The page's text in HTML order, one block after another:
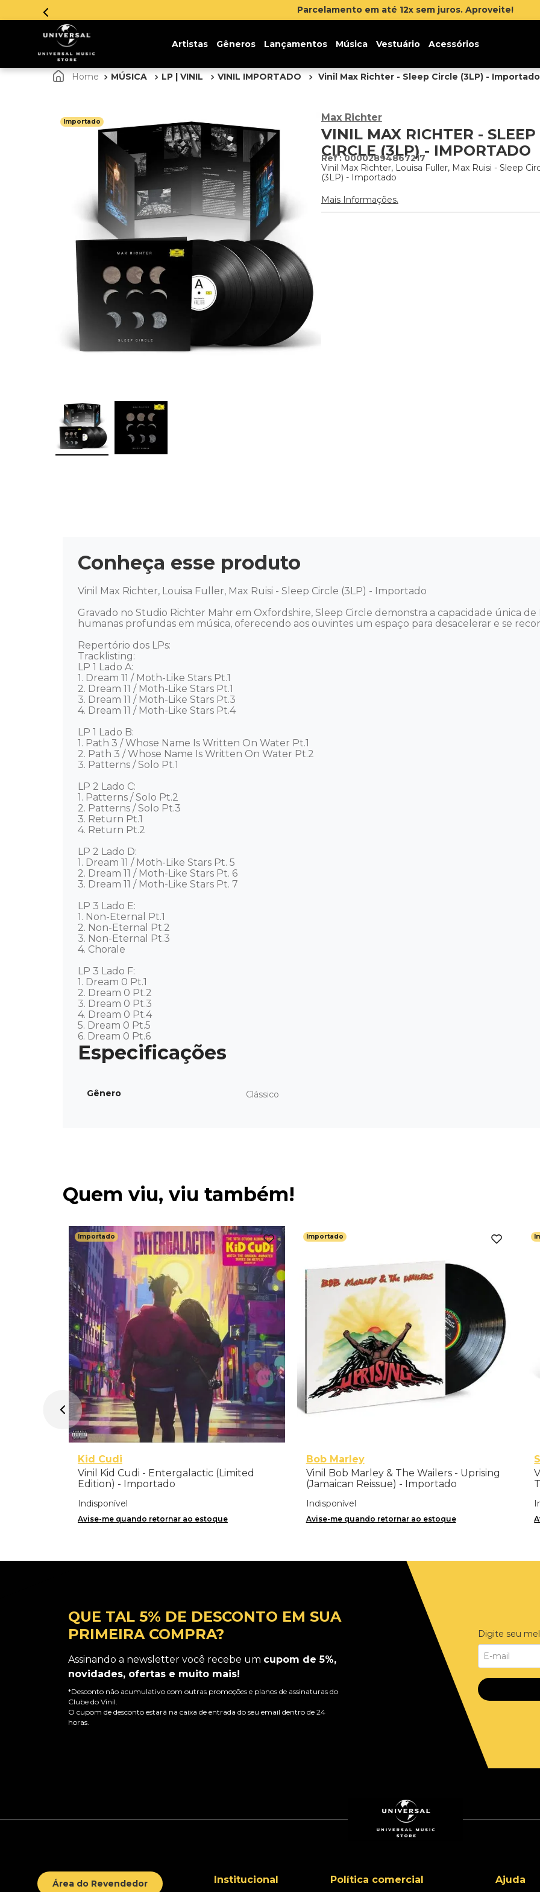
Parcelamento em até 12x sem juros. Aproveite!
Artistas Gêneros Lançamentos Música Vestuário Acessórios
MÚSICA LP | VINIL VINIL IMPORTADO Vinil Max Richter - Sleep Circle (3LP) - Importado
Importado Max Richter
VINIL MAX RICHTER - SLEEP
CIRCLE (3LP) - IMPORTADO
:00002894867217
Vinil Max Richter, Louisa Fuller, Max Ruisi - Sleep
(3LP) - Importado
Mais Informações.
Conheça esse produto
Vinil Max Richter, Louisa Fuller, Max Ruisi - Sleep Circle (3LP) - Importado
Gravado no Studio Richter Mahr em Oxfordshire, Sleep Circle demonstra a capacidade única
humanas profundas em música, oferecendo aos ouvintes um espaço para desacelerar e se
Repertório dos LPs:
Tracklisting:
LP 1 Lado A:
1. Dream 11 / Moth-Like Stars Pt.1
2. Dream 11 / Moth-Like Stars Pt.1
3. Dream 11 / Moth-Like Stars Pt.3
4. Dream 11 / Moth-Like Stars Pt.4
LP 1 Lado B:
1. Path 3 / Whose Name Is Written On Water Pt.1
2. Path 3 / Whose Name Is Written On Water Pt.2
3. Patterns / Solo Pt.1
LP 2 Lado C:
1. Patterns / Solo Pt.2
2. Patterns / Solo Pt.3
3. Return Pt.1
4. Return Pt.2
LP 2 Lado D:
1. Dream 11 / Moth-Like Stars Pt. 5
2. Dream 11 / Moth-Like Stars Pt. 6
3. Dream 11 / Moth-Like Stars Pt. 7
LP 3 Lado E:
1. Non-Eternal Pt.1
2. Non-Eternal Pt.2
3. Non-Eternal Pt.3
4. Chorale
LP 3 Lado F:
1. Dream 0 Pt.1
2. Dream 0 Pt.2
3. Dream 0 Pt.3
4. Dream 0 Pt.4
5. Dream 0 Pt.5
6. Dream 0 Pt.6
Gênero Clássico
Quem viu, viu também!
Importado
Kid Cudi
Vinil Kid Cudi - Entergalactic (Limited
Edition) - Importado
Indisponível
Avise-me quando retornar ao estoque
Importado
Bob Marley
Vinil Bob Marley & The Wailers - Uprising
(Jamaican Reissue) - Importado
Indisponível
Avise-me quando retornar ao estoque
QUE TAL 5% DE DESCONTO EM SUA
PRIMEIRA COMPRA?
Assinando a newsletter você recebe um cupom de 5%,
novidades, ofertas e muito mais!
*Desconto não acumulativo com outras promoções e planos de assinaturas do
Clube do Vinil.
O cupom de desconto estará na caixa de entrada do seu email dentro de 24
horas.
Digite seu
Área do Revendedor Institucional Política comercial Ajuda